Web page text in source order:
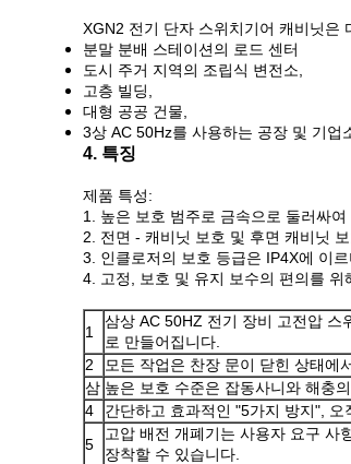
XGN2 전기 단자 스위치기어 캐비닛은
분말 분배 스테이션의 로드 센터
도시 주거 지역의 조립식 변전소,
고층 빌딩,
대형 공공 건물,
3상 AC 50Hz를 사용하는 공장 및 기업
4. 특징
제품 특성:
1. 높은 보호 범주로 금속으로 둘러싸여
2. 전면 - 캐비닛 보호 및 후면 캐비닛
3. 인클로저의 보호 등급은 IP4X에 이르
4. 고정, 보호 및 유지 보수의 편의를
1
삼상 AC 50HZ 전기 장비 고전압 스
로 만들어집니다.
2
모든 작업은 찬장 문이 닫힌 상태에
삼 높은 보호 수준은 잡동사니와 해충
4
간단하고 효과적인 "5가지 방지", 오
5
고압 배전 개폐기는 사용자 요구 사
장착할 수 있습니다.